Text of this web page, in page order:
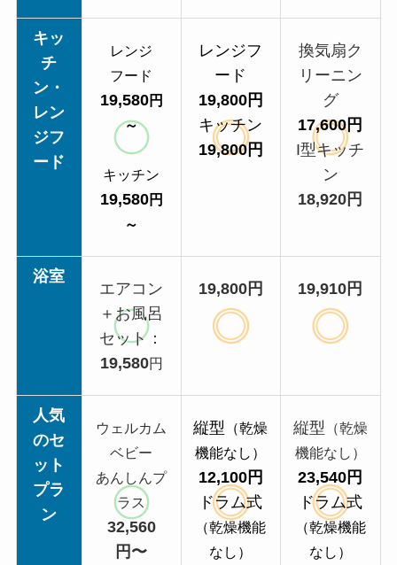
キッ
チ
ン・
レン
ジフ
ード
レンジ
フード
19,580円
～
キッチン
19,580円
～
レンジフ
ード
19,800円
キッチン
19,800円
換気扇ク
リーニン
グ
17,600円
I型キッチ
ン
18,920円
浴室
エアコン
＋お風呂
セット：
19,580円
19,800円 19,910円
人気
のセ
ット
プラ
ン
ウェルカム
ベビー
あんしんプ
ラス
32,560
円〜
縦型
（乾燥
機能なし）
12,100円
ドラム式
（乾燥機能
なし）
縦型
（乾燥
機能なし）
23,540円
ドラム式
（乾燥機能
なし）